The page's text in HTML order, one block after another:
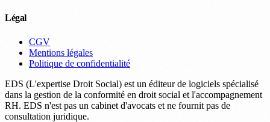
Légal
CGV
Mentions légales
Politique de confidentialité
EDS (L'expertise Droit Social) est un éditeur de logiciels spécialisé
dans la gestion de la conformité en droit social et l'accompagnement
RH. EDS n'est pas un cabinet d'avocats et ne fournit pas de
consultation juridique.